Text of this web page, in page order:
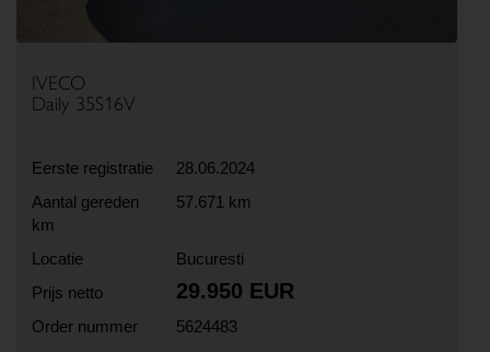
IVECO
Daily 35S16V
Eerste registratie
28.06.2024
Aantal gereden
km
57.671 km
Locatie
Bucuresti
Prijs netto
29.950 EUR
Order nummer 5624483